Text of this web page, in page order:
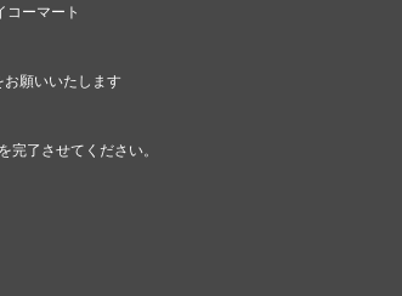
ーマート
願いいたします
完了させてください。